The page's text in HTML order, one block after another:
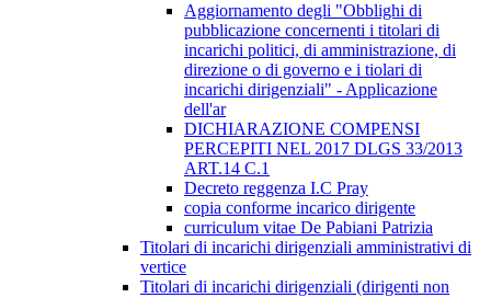
Aggiornamento degli "Obblighi di
pubblicazione concernenti i titolari di
incarichi politici, di amministrazione, di
direzione o di governo e i tiolari di
incarichi dirigenziali" - Applicazione
dell'ar
DICHIARAZIONE COMPENSI
PERCEPITI NEL 2017 DLGS 33/2013
ART.14 C.1
Decreto reggenza I.C Pray
copia conforme incarico dirigente
curriculum vitae De Pabiani Patrizia
Titolari di incarichi dirigenziali amministrativi di
vertice
Titolari di incarichi dirigenziali (dirigenti non